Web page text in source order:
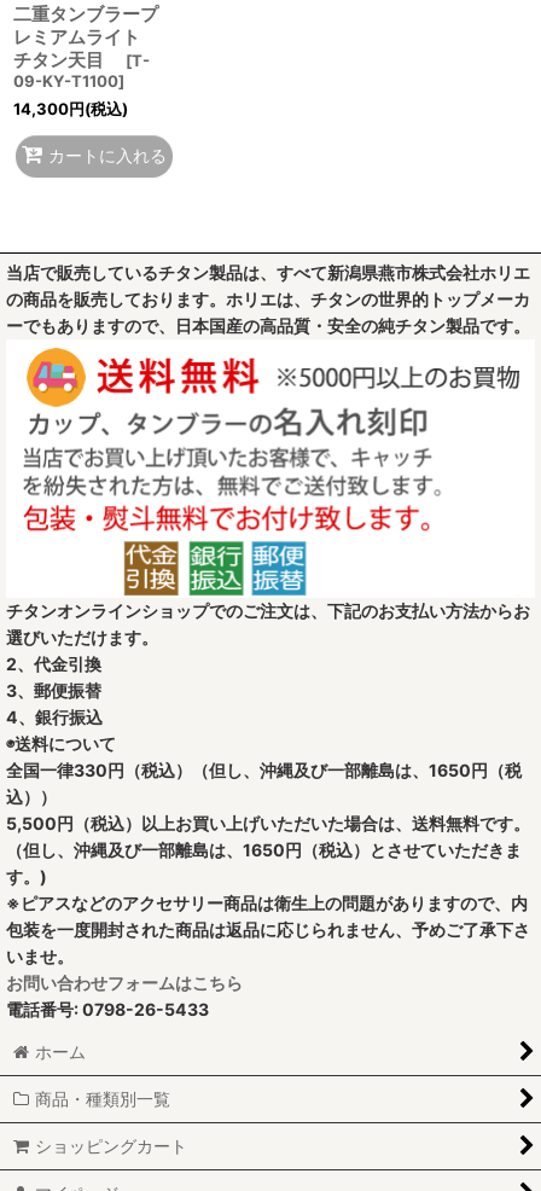
二重タンブラープ
レミアムライト
チタン天目
[T-
09-KY-T1100]
14,300円(税込)
カートに入れる
当店で販売しているチタン製品は、すべて新潟県燕市株式会社ホリエ
の商品を販売しております。ホリエは、チタンの世界的トップメーカ
ーでもありますので、日本国産の高品質・安全の純チタン製品です。
チタンオンラインショップでのご注文は、下記のお支払い方法からお
選びいただけます。
2、代金引換
3、郵便振替
4、銀行振込
◉送料について
全国一律330円（税込）（但し、沖縄及び一部離島は、1650円（税
込））
5,500円（税込）以上お買い上げいただいた場合は、送料無料です。
（但し、沖縄及び一部離島は、1650円（税込）とさせていただきま
す。)
※ピアスなどのアクセサリー商品は衛生上の問題がありますので、内
包装を一度開封された商品は返品に応じられません、予めご了承下さ
いませ。
お問い合わせフォームはこちら
電話番号: 0798-26-5433
ホーム
商品・種類別一覧
ショッピングカート